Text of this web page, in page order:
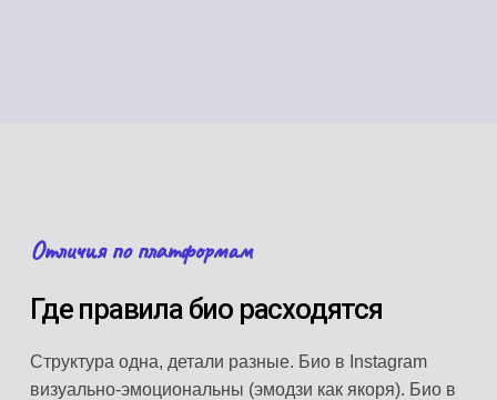
Отличия по платформам
Где правила био расходятся
Структура одна, детали разные. Био в Instagram
визуально-эмоциональны (эмодзи как якоря). Био в